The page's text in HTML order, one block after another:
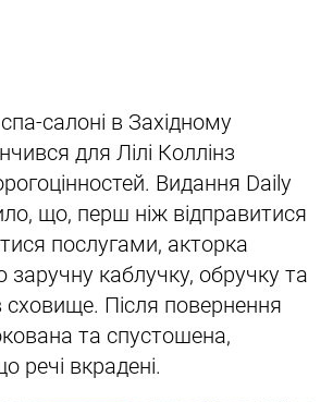
салоні в Західному
для Лілі Коллінз
Видання Daily
що, перш ніж відправитися
послугами, акторка
каблучку, обручку та
сховище. Після повернення
та спустошена,
речі вкрадені.